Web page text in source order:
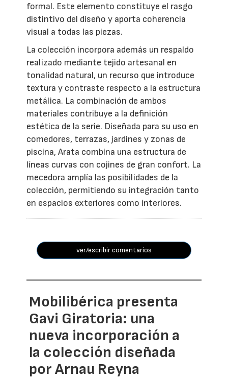
formal. Este elemento constituye el rasgo
distintivo del diseño y aporta coherencia
visual a todas las piezas.
La colección incorpora además un respaldo
realizado mediante tejido artesanal en
tonalidad natural, un recurso que introduce
textura y contraste respecto a la estructura
metálica. La combinación de ambos
materiales contribuye a la definición
estética de la serie. Diseñada para su uso en
comedores, terrazas, jardines y zonas de
piscina, Arata combina una estructura de
líneas curvas con cojines de gran confort. La
mecedora amplía las posibilidades de la
colección, permitiendo su integración tanto
en espacios exteriores como interiores.
ver/escribir comentarios
Mobilibérica presenta
Gavi Giratoria: una
nueva incorporación a
la colección diseñada
por Arnau Reyna